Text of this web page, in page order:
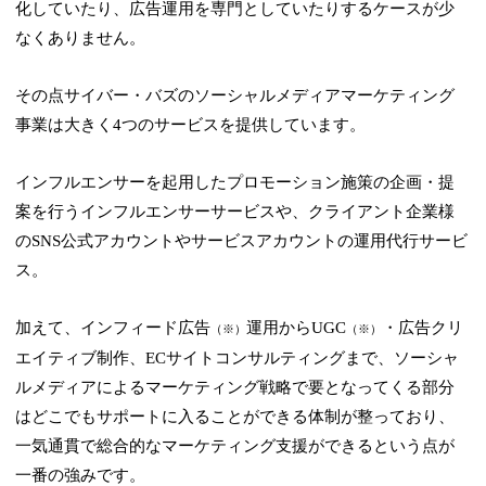
化していたり、広告運用を専門としていたりするケースが少
なくありません。
その点サイバー・バズのソーシャルメディアマーケティング
事業は大きく4つのサービスを提供しています。
インフルエンサーを起用したプロモーション施策の企画・提
案を行うインフルエンサーサービスや、クライアント企業様
のSNS公式アカウントやサービスアカウントの運用代行サービ
ス。
加えて、インフィード広告 （※）運用からUGC （※）
・広告クリ
エイティブ制作、ECサイトコンサルティングまで、ソーシャ
ルメディアによるマーケティング戦略で要となってくる部分
はどこでもサポートに入ることができる体制が整っており、
一気通貫で総合的なマーケティング支援ができるという点が
一番の強みです。